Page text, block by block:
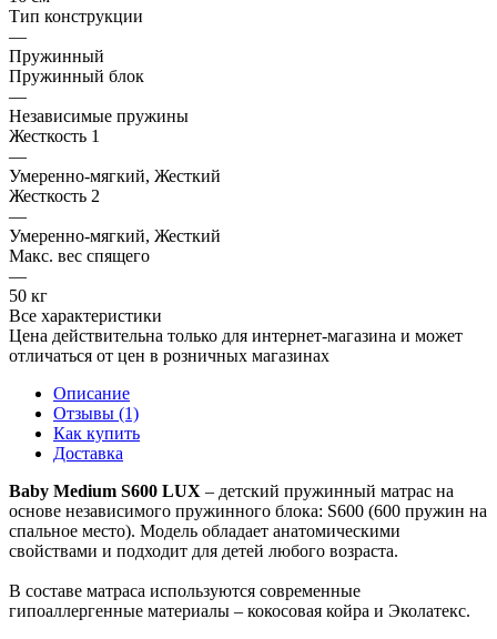
Тип конструкции
—
Пружинный
Пружинный блок
—
Независимые пружины
Жесткость 1
—
Умеренно-мягкий, Жесткий
Жесткость 2
—
Умеренно-мягкий, Жесткий
Макс. вес спящего
—
50 кг
Все характеристики
Цена действительна только для интернет-магазина и может
отличаться от цен в розничных магазинах
Описание
Отзывы (1)
Как купить
Доставка
Baby Medium S600 LUX – детский пружинный матрас на
основе независимого пружинного блока: S600 (600 пружин на
спальное место). Модель обладает анатомическими
свойствами и подходит для детей любого возраста.
В составе матраса используются современные
гипоаллергенные материалы – кокосовая койра и Эколатекс.